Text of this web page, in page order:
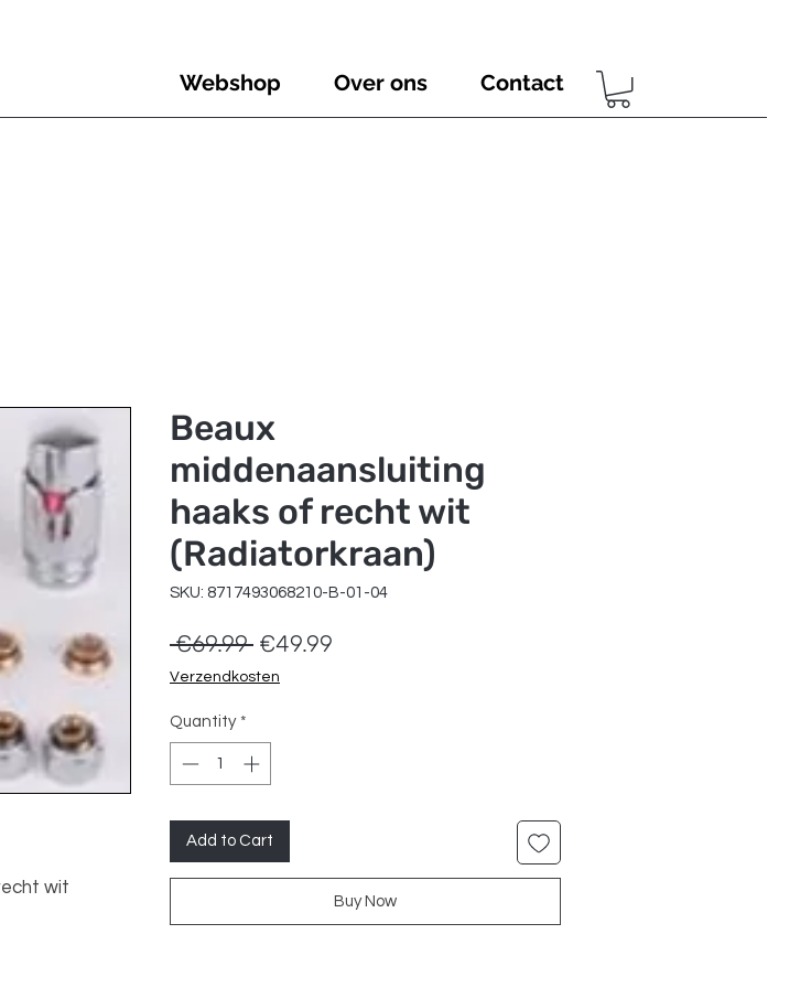
Webshop Over ons Contact
wit
Beaux
middenaansluiting
haaks of recht wit
(Radiatorkraan)
SKU: 8717493068210-B-01-04
€69.99 Regular
Price
€49.99
Verzendkosten
Quantity *
Add to Cart
Buy Now